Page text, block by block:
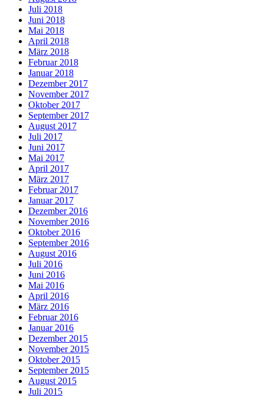
Juli 2018
Juni 2018
Mai 2018
April 2018
März 2018
Februar 2018
Januar 2018
Dezember 2017
November 2017
Oktober 2017
September 2017
August 2017
Juli 2017
Juni 2017
Mai 2017
April 2017
März 2017
Februar 2017
Januar 2017
Dezember 2016
November 2016
Oktober 2016
September 2016
August 2016
Juli 2016
Juni 2016
Mai 2016
April 2016
März 2016
Februar 2016
Januar 2016
Dezember 2015
November 2015
Oktober 2015
September 2015
August 2015
Juli 2015